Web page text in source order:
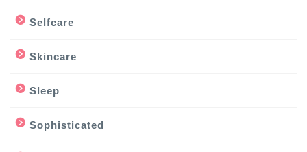
Selfcare
Skincare
Sleep
Sophisticated